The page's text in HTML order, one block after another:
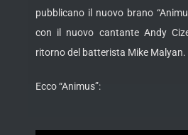
pubblicano il nuovo brano
con il nuovo cantante Andy
ritorno del batterista Mike Malyan.
Ecco “Animus”: